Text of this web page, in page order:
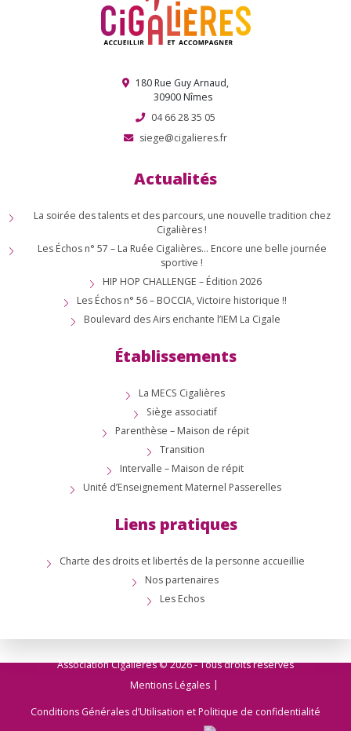
180 Rue Guy Arnaud,
30900 Nîmes
04 66 28 35 05
siege@cigalieres.fr
Actualités
La soirée des talents et des parcours, une nouvelle tradition chez
Cigalières !
Les Échos n° 57 – La Ruée Cigalières… Encore une belle journée
sportive !
HIP HOP CHALLENGE – Édition 2026
Les Échos n° 56 – BOCCIA, Victoire historique !!
Boulevard des Airs enchante l’IEM La Cigale
Établissements
La MECS Cigalières
Siège associatif
Parenthèse – Maison de répit
Transition
Intervalle – Maison de répit
Unité d’Enseignement Maternel Passerelles
Liens pratiques
Charte des droits et libertés de la personne accueillie
Nos partenaires
Les Echos
Association Cigalières © 2026 - Tous droits réservés
Mentions Légales
Conditions Générales d’Utilisation et Politique de confidentialité